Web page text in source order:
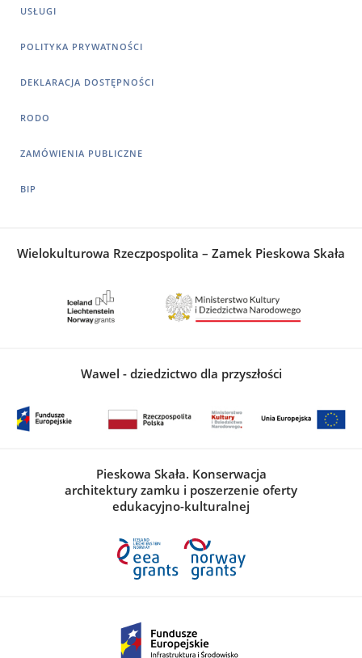
USŁUGI
POLITYKA PRYWATNOŚCI
DEKLARACJA DOSTĘPNOŚCI
RODO
ZAMÓWIENIA PUBLICZNE
BIP
Wielokulturowa Rzeczpospolita – Zamek Pieskowa Skała
Wawel - dziedzictwo dla przyszłości
Pieskowa Skała. Konserwacja
architektury zamku i poszerzenie oferty
edukacyjno-kulturalnej